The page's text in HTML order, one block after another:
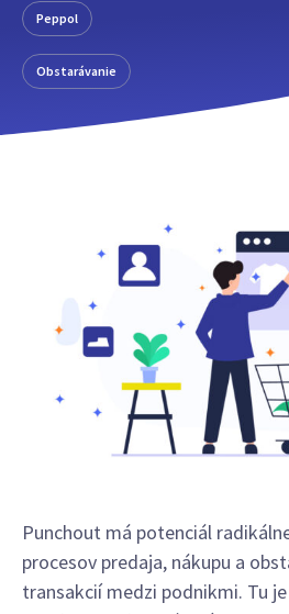
Peppol
Obstarávanie
Punchout má potenciál
procesov predaja, nákupu a
transakcií medzi podnikmi. Tu